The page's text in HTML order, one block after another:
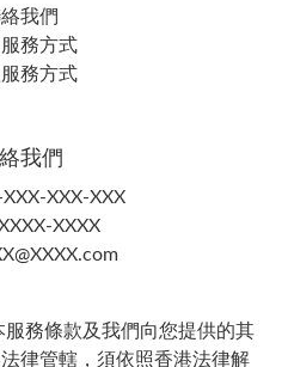
我們
務方式
務方式
我們
XXX-XXX
XXXX
們向您提供的其
律管轄，須依照香港法律解